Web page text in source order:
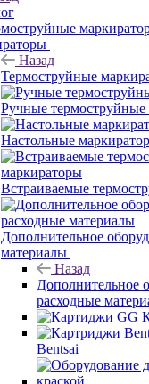
Назад
Термоструйные
Ручные
Настольные
Встраиваемые
Дополнительное
материалы
Назад
Дополнительное
расходные
Bentsai